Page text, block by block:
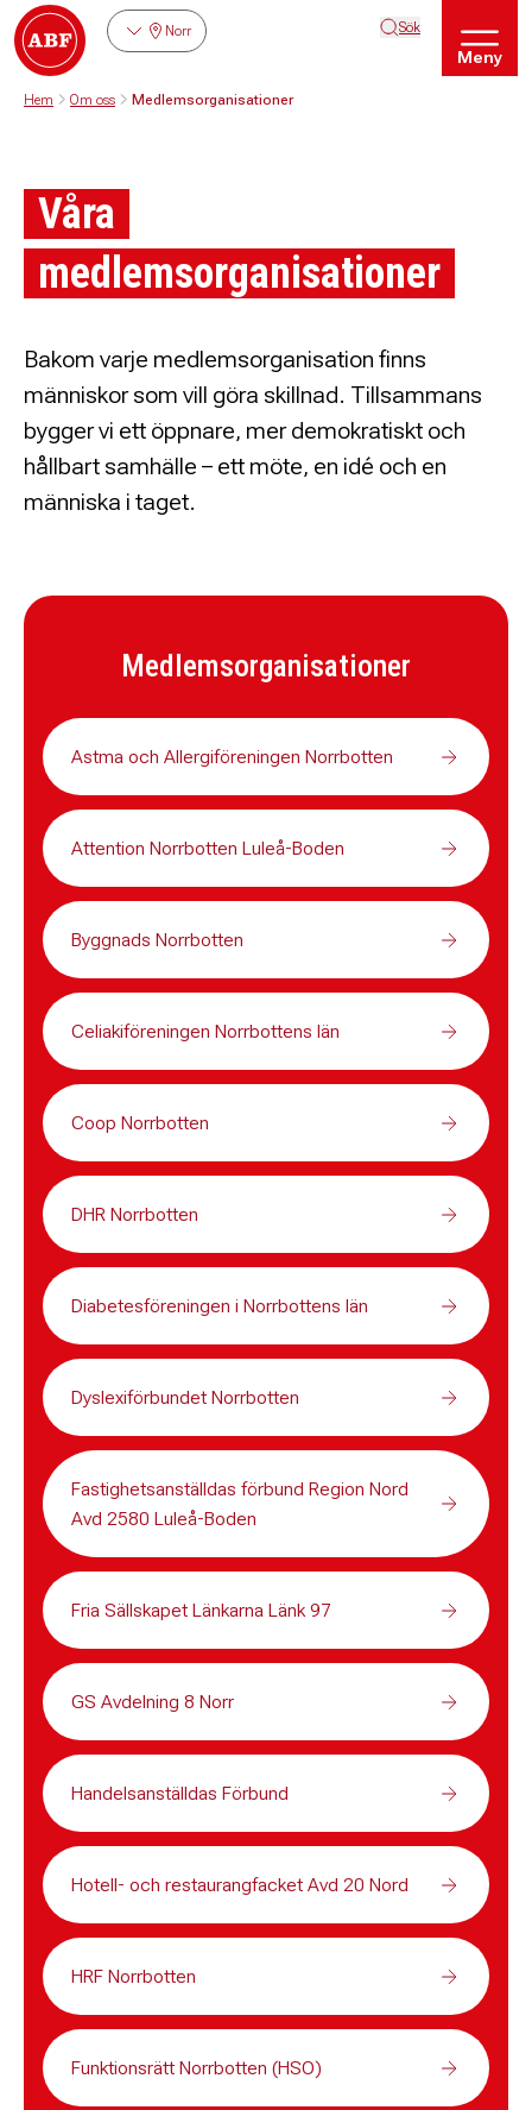
Norr Sök
Meny
Hem Om oss Medlemsorganisationer
Våra
medlemsorganisationer
Bakom varje medlemsorganisation finns
människor som vill göra skillnad. Tillsammans
bygger vi ett öppnare, mer demokratiskt och
hållbart samhälle – ett möte, en idé och en
människa i taget.
Medlemsorganisationer
Astma och Allergiföreningen Norrbotten
Attention Norrbotten Luleå-Boden
Byggnads Norrbotten
Celiakiföreningen Norrbottens län
Coop Norrbotten
DHR Norrbotten
Diabetesföreningen i Norrbottens län
Dyslexiförbundet Norrbotten
Fastighetsanställdas förbund Region Nord
Avd 2580 Luleå-Boden
Fria Sällskapet Länkarna Länk 97
GS Avdelning 8 Norr
Handelsanställdas Förbund
Hotell- och restaurangfacket Avd 20 Nord
HRF Norrbotten
Funktionsrätt Norrbotten (HSO)